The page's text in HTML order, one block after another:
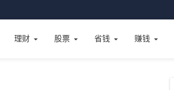
理财 股票 省钱 赚钱